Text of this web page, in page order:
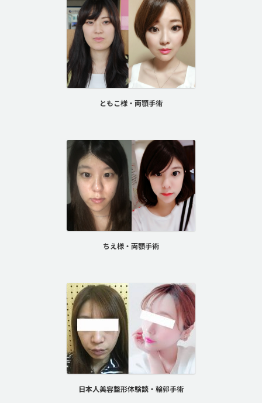
ともこ様・両顎手術
ちえ様・両顎手術
日本人美容整形体験談・輪郭手術